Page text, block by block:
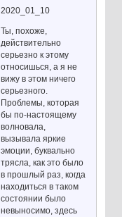
2020_01_10
Ты, похоже,
действительно
серьезно к этому
относишься, а я не
вижу в этом ничего
серьезного.
Проблемы, которая
бы по-настоящему
волновала,
вызывала яркие
эмоции, буквально
трясла, как это было
в прошлый раз, когда
находиться в таком
состоянии было
невыносимо, здесь